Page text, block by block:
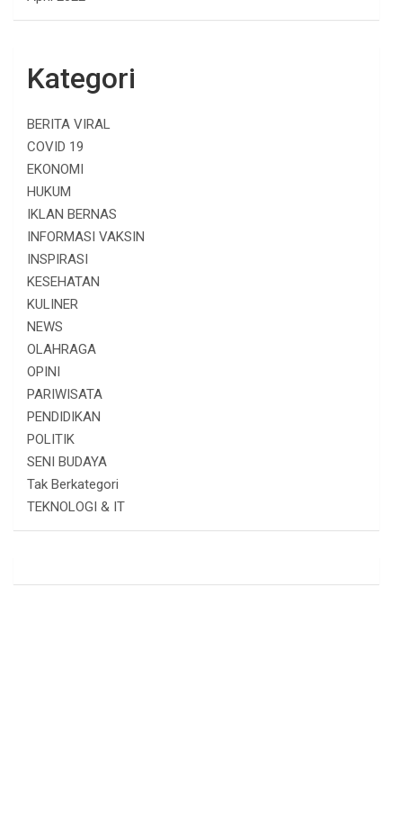
Kategori
BERITA VIRAL
COVID 19
EKONOMI
HUKUM
IKLAN BERNAS
INFORMASI VAKSIN
INSPIRASI
KESEHATAN
KULINER
NEWS
OLAHRAGA
OPINI
PARIWISATA
PENDIDIKAN
POLITIK
SENI BUDAYA
Tak Berkategori
TEKNOLOGI & IT